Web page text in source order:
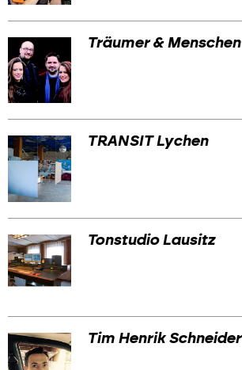
Träumer & Menschen
TRANSIT Lychen
Tonstudio Lausitz
Tim Henrik Schneider